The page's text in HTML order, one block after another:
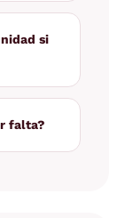
si
falta?